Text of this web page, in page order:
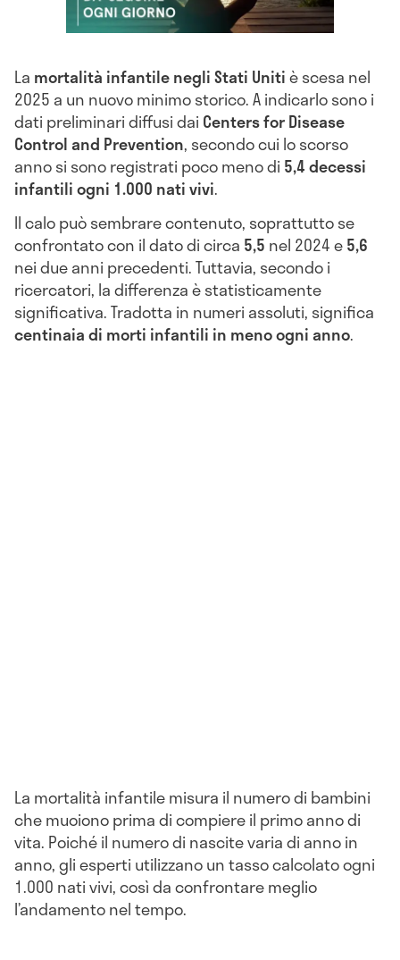
La mortalità infantile negli Stati Unitiè scesa nel
2025 a un nuovo minimo storico. A indicarlo sono i
dati preliminari diffusi dai Centers for Disease
Control and Prevention, secondo cui lo scorso
anno si sono registrati poco meno di 5,4 decessi
infantili ogni 1.000 nati vivi.
Il calo può sembrare contenuto, soprattutto se
confrontato con il dato di circa 5,5 nel 2024 e5,6
nei due anni precedenti. Tuttavia, secondo i
ricercatori, la differenza è statisticamente
significativa. Tradotta in numeri assoluti, significa
centinaia di morti infantili in meno ogni anno.
La mortalità infantile misura il numero di bambini
che muoiono prima di compiere il primo anno di
vita. Poiché il numero di nascite varia di anno in
anno, gli esperti utilizzano un tasso calcolato ogni
1.000 nati vivi, così da confrontare meglio
l’andamento nel tempo.